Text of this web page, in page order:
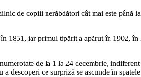
de copiii nerăbdători cât mai este
1851, iar primul tipărit a apărut în 1902,
de la 1 la 24 decembrie,
a descoperi ce surpriză se ascunde în